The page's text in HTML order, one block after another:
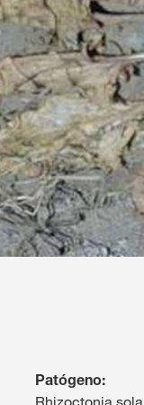
Patógeno: